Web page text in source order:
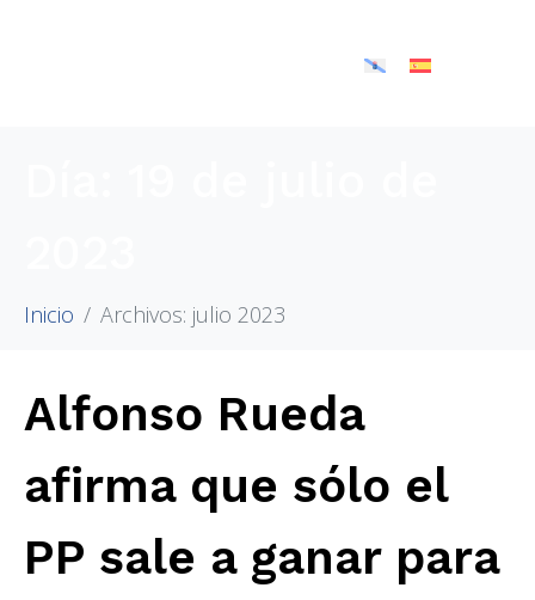
Inicio Archivos: julio 2023
Alfonso Rueda
afirma que sólo el
PP sale a ganar para